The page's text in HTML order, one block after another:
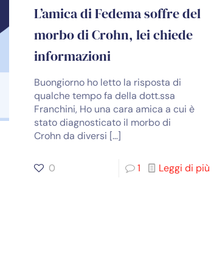
L’amica di Fedema soffre del
morbo di Crohn, lei chiede
informazioni
Buongiorno ho letto la risposta di
qualche tempo fa della dott.ssa
Franchini, Ho una cara amica a cui è
stato diagnosticato il morbo di
Crohn da diversi […]
0 1 Leggi di più